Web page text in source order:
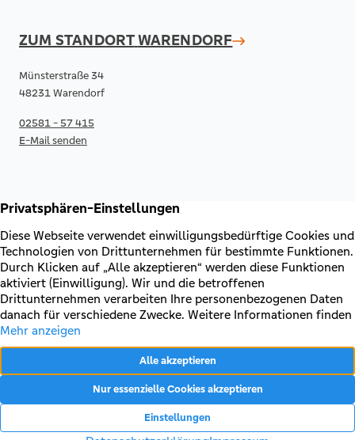
ZUM STANDORTWARENDORF
Münsterstraße 34
48231 Warendorf
02581 - 57 415
E-Mail senden
RECHTLICHES & KONTAKT
Kontakt
AGB & Sonderbedingungen
Erklärung zur Barrierefreiheit
Impressum
Datenschutz
VERTRAG WIDERRUFEN